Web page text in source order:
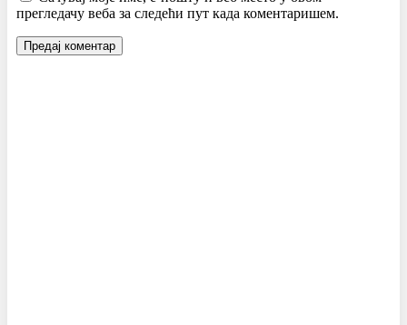
прегледачу веба за следећи пут када коментаришем.